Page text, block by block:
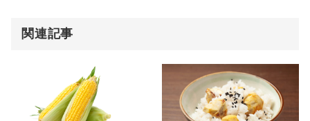
関連記事